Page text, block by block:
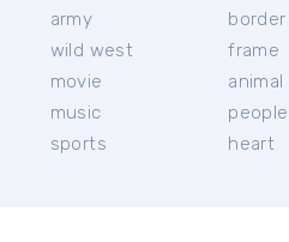
army
wild west
movie
music
sports
border
frame
animal
people
heart